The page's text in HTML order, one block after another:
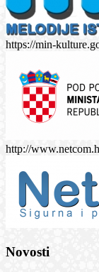
https://min-
http://
Novosti